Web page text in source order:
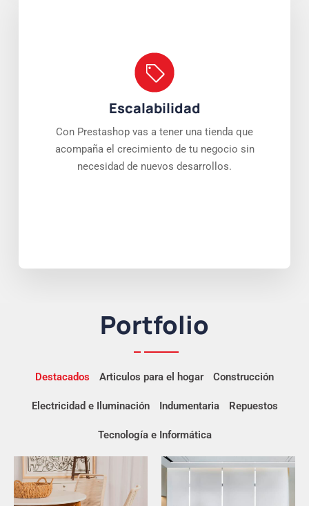
Escalabilidad
Con Prestashop vas a tener una tienda que
acompaña el crecimiento de tu negocio sin
necesidad de nuevos desarrollos.
Portfolio
Destacados Articulos para el hogar Construcción
Electricidad e Iluminación Indumentaria Repuestos
Tecnología e Informática